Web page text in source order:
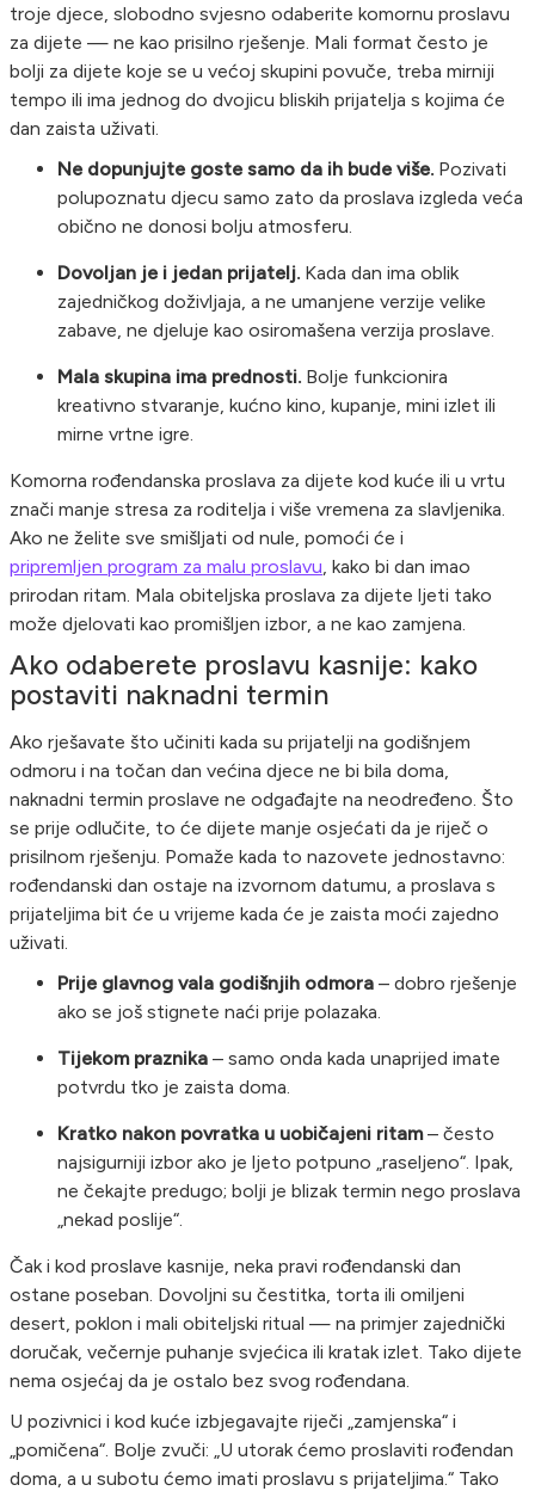
troje djece, slobodno svjesno odaberite komornu proslavu
za dijete — ne kao prisilno rješenje. Mali format često je
bolji za dijete koje se u većoj skupini povuče, treba mirniji
tempo ili ima jednog do dvojicu bliskih prijatelja s kojima će
dan zaista uživati.
Ne dopunjujte goste samo da ih bude više. Pozivati
polupoznatu djecu samo zato da proslava izgleda veća
obično ne donosi bolju atmosferu.
Dovoljan je i jedan prijatelj. Kada dan ima oblik
zajedničkog doživljaja, a ne umanjene verzije velike
zabave, ne djeluje kao osiromašena verzija proslave.
Mala skupina ima prednosti. Bolje funkcionira
kreativno stvaranje, kućno kino, kupanje, mini izlet ili
mirne vrtne igre.
Komorna rođendanska proslava za dijete kod kuće ili u vrtu
znači manje stresa za roditelja i više vremena za slavljenika.
Ako ne želite sve smišljati od nule, pomoći će i
pripremljen program za malu proslavu , kako bi dan imao
prirodan ritam. Mala obiteljska proslava za dijete ljeti tako
može djelovati kao promišljen izbor, a ne kao zamjena.
Ako odaberete proslavu kasnije: kako
postaviti naknadni termin
Ako rješavate što učiniti kada su prijatelji na godišnjem
odmoru i na točan dan većina djece ne bi bila doma,
naknadni termin proslave ne odgađajte na neodređeno. Što
se prije odlučite, to će dijete manje osjećati da je riječ o
prisilnom rješenju. Pomaže kada to nazovete jednostavno:
rođendanski dan ostaje na izvornom datumu, a proslava s
prijateljima bit će u vrijeme kada će je zaista moći zajedno
uživati.
Prije glavnog vala godišnjih odmora – dobro rješenje
ako se još stignete naći prije polazaka.
Tijekom praznika – samo onda kada unaprijed imate
potvrdu tko je zaista doma.
Kratko nakon povratka u uobičajeni ritam– često
najsigurniji izbor ako je ljeto potpuno „raseljeno“. Ipak,
ne čekajte predugo; bolji je blizak termin nego proslava
„nekad poslije“.
Čak i kod proslave kasnije, neka pravi rođendanski dan
ostane poseban. Dovoljni su čestitka, torta ili omiljeni
desert, poklon i mali obiteljski ritual — na primjer zajednički
doručak, večernje puhanje svjećica ili kratak izlet. Tako dijete
nema osjećaj da je ostalo bez svog rođendana.
U pozivnici i kod kuće izbjegavajte riječi „zamjenska“ i
„pomičena“. Bolje zvuči: „U utorak ćemo proslaviti rođendan
doma, a u subotu ćemo imati proslavu s prijateljima.“ Tako